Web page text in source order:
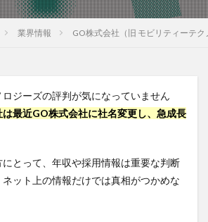
業界情報 GO株式会社（旧 モビリティーテ
ジーズの評判が気になっていません
最近GO株式会社に社名変更し、急成長
とって、年収や採用情報は重要な判断
ット上の情報だけでは真相がつかめな